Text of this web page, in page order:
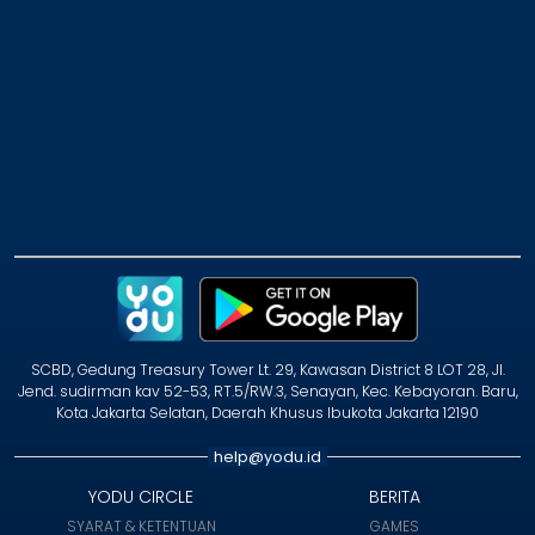
SCBD, Gedung Treasury Tower Lt. 29, Kawasan District 8 LOT 28, Jl.
Jend. sudirman kav 52-53, RT.5/RW.3, Senayan, Kec. Kebayoran. Baru,
Kota Jakarta Selatan, Daerah Khusus Ibukota Jakarta 12190
help@yodu.id
YODU CIRCLE
SYARAT & KETENTUAN
BERITA
GAMES